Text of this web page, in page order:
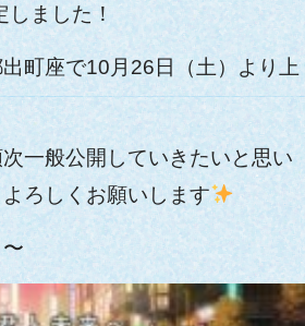
ました！
町座で10月26日（土）より上
一般公開していきたいと思い
ろしくお願いします